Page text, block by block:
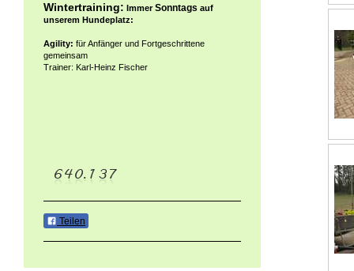
Wintertraining: ImmerSonntags auf
unserem Hundeplatz:
Agility: für Anfänger und Fortgeschrittene
gemeinsam
Trainer: Karl-Heinz Fischer
Teilen